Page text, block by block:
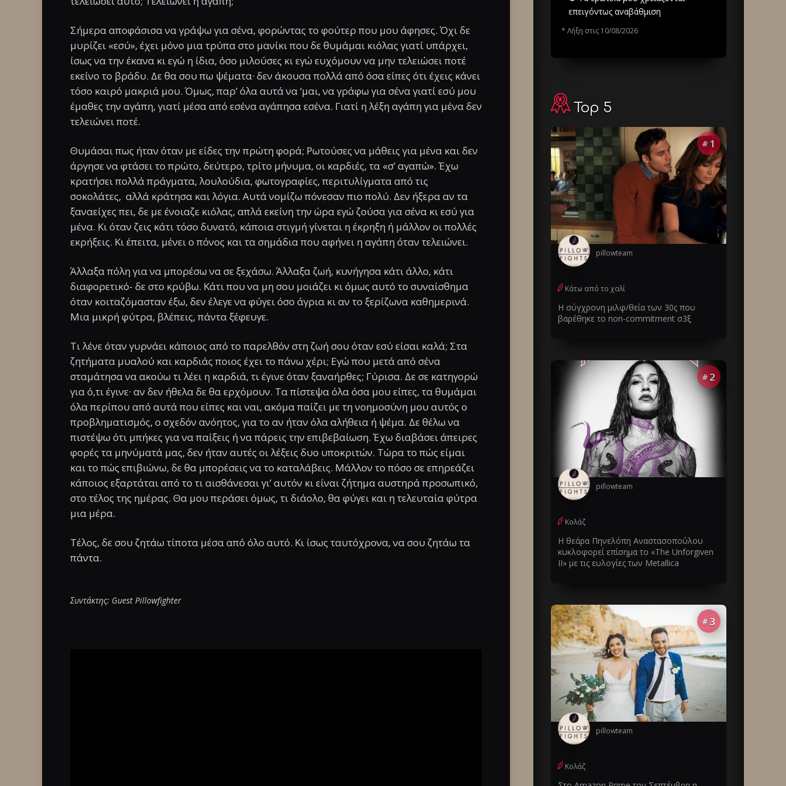
Σήμερα αποφάσισα να γράψω για σένα, φορώντας το φούτερ που μου άφησες. Όχι δε
μυρίζει «εσύ», έχει μόνο μια τρύπα στο μανίκι που δε θυμάμαι κιόλας γιατί υπάρχει,
ίσως να την έκανα κι εγώ η ίδια, όσο μιλούσες κι εγώ ευχόμουν να μην τελειώσει ποτέ
εκείνο το βράδυ. Δε θα σου πω ψέματα· δεν άκουσα πολλά από όσα είπες ότι έχεις κάνει
τόσο καιρό μακριά μου. Όμως, παρ’ όλα αυτά να ‘μαι, να γράφω για σένα γιατί εσύ μου
έμαθες την αγάπη, γιατί μέσα από εσένα αγάπησα εσένα. Γιατί η λέξη αγάπη για μένα δεν
τελειώνει ποτέ.
Θυμάσαι πως ήταν όταν με είδες την πρώτη φορά; Ρωτούσες να μάθεις για μένα και δεν
άργησε να φτάσει το πρώτο, δεύτερο, τρίτο μήνυμα, οι καρδιές, τα «σ’ αγαπώ». Έχω
κρατήσει πολλά πράγματα, λουλούδια, φωτογραφίες, περιτυλίγματα από τις
σοκολάτες, αλλά κράτησα και λόγια. Αυτά νομίζω πόνεσαν πιο πολύ. Δεν ήξερα αν τα
ξαναείχες πει, δε με ένοιαζε κιόλας, απλά εκείνη την ώρα εγώ ζούσα για σένα κι εσύ για
μένα. Κι όταν ζεις κάτι τόσο δυνατό, κάποια στιγμή γίνεται η έκρηξη ή μάλλον οι πολλές
εκρήξεις. Κι έπειτα, μένει ο πόνος και τα σημάδια που αφήνει η αγάπη όταν τελειώνει.
Άλλαξα πόλη για να μπορέσω να σε ξεχάσω. Άλλαξα ζωή, κυνήγησα κάτι άλλο, κάτι
διαφορετικό- δε στο κρύβω. Κάτι που να μη σου μοιάζει κι όμως αυτό το συναίσθημα
όταν κοιταζόμασταν έξω, δεν έλεγε να φύγει όσο άγρια κι αν το ξερίζωνα καθημερινά.
Μια μικρή φύτρα, βλέπεις, πάντα ξέφευγε.
Τι λένε όταν γυρνάει κάποιος από το παρελθόν στη ζωή σου όταν εσύ είσαι καλά; Στα
ζητήματα μυαλού και καρδιάς ποιος έχει το πάνω χέρι; Εγώ που μετά από σένα
σταμάτησα να ακούω τι λέει η καρδιά, τι έγινε όταν ξαναήρθες; Γύρισα. Δε σε κατηγορώ
για ό,τι έγινε· αν δεν ήθελα δε θα ερχόμουν. Τα πίστεψα όλα όσα μου είπες, τα θυμάμαι
όλα περίπου από αυτά που είπες και ναι, ακόμα παίζει με τη νοημοσύνη μου αυτός ο
προβληματισμός, ο σχεδόν ανόητος, για το αν ήταν όλα αλήθεια ή ψέμα. Δε θέλω να
πιστέψω ότι μπήκες για να παίξεις ή να πάρεις την επιβεβαίωση. Έχω διαβάσει άπειρες
φορές τα μηνύματά μας, δεν ήταν αυτές οι λέξεις δυο υποκριτών. Τώρα το πώς είμαι
και το πώς επιβιώνω, δε θα μπορέσεις να το καταλάβεις. Μάλλον το πόσο σε επηρεάζει
κάποιος εξαρτάται από το τι αισθάνεσαι γι’ αυτόν κι είναι ζήτημα αυστηρά προσωπικό,
στο τέλος της ημέρας. Θα μου περάσει όμως, τι διάολο, θα φύγει και η τελευταία φύτρα
μια μέρα.
Τέλος, δε σου ζητάω τίποτα μέσα από όλο αυτό. Κι ίσως ταυτόχρονα, να σου ζητάω τα
πάντα.
Συντάκτης: Guest Pillowfighter
επειγόντως αναβάθμιση
* Λήξη στις 10/08/2026
Top 5
# 1
pillowteam
Κάτω από το χαλί
Η σύγχρονη μιλφ/θεία των 30ς που
βαρέθηκε το non-commitment σ3ξ
# 2
pillowteam
Κολάζ
Η θεάρα Πηνελόπη Αναστασοπούλου
κυκλοφορεί επίσημα το «The Unforgiven
II» με τις ευλογίες των Metallica
# 3
pillowteam
Κολάζ